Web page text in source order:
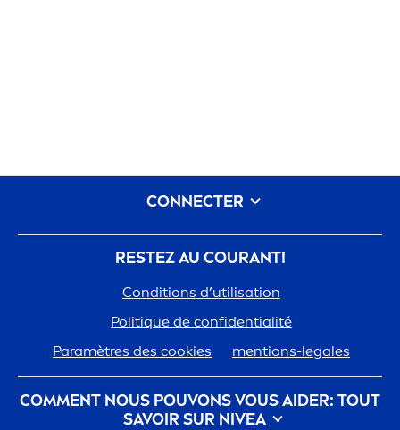
RESTEZ AU COURANT!
Conditions d’utilisation
Politique de confidentialité
Paramètres des cookies
mentions-legales
COMMENT NOUS POUVONS VOUS AIDER: TOUT
SAVOIR SUR NIVEA
CONNECTER